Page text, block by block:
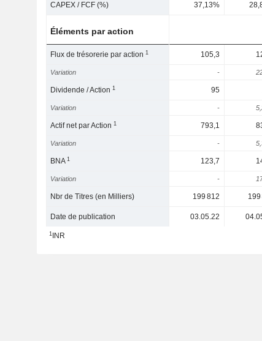
CAPEX / FCF (%) 37,13%
Éléments par action
Flux de trésorerie par action1 105,3
Variation -
Dividende / Action1 95
Variation -
Actif net par Action1 793,1
Variation -
BNA1 123,7
Variation -
Nbr de Titres (en Milliers) 199 812
Date de publication 03.05.22
1INR